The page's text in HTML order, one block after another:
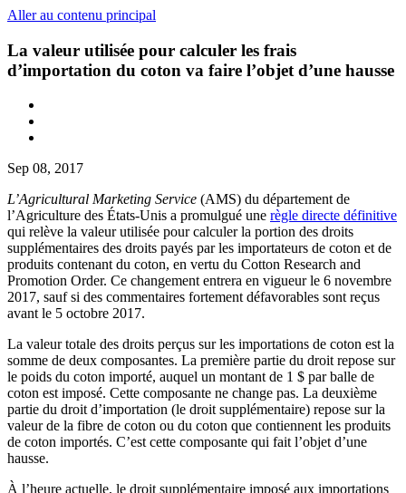
Aller au contenu principal
La valeur utilisée pour calculer les frais
d’importation du coton va faire l’objet d’une hausse
Sep 08, 2017
L’Agricultural Marketing Service (AMS) du département de
l’Agriculture des États-Unis a promulgué une règle directe définitive
qui relève la valeur utilisée pour calculer la portion des droits
supplémentaires des droits payés par les importateurs de coton et de
produits contenant du coton, en vertu du Cotton Research and
Promotion Order. Ce changement entrera en vigueur le 6 novembre
2017, sauf si des commentaires fortement défavorables sont reçus
avant le 5 octobre 2017.
La valeur totale des droits perçus sur les importations de coton est la
somme de deux composantes. La première partie du droit repose sur
le poids du coton importé, auquel un montant de 1 $ par balle de
coton est imposé. Cette composante ne change pas. La deuxième
partie du droit d’importation (le droit supplémentaire) repose sur la
valeur de la fibre de coton ou du coton que contiennent les produits
de coton importés. C’est cette composante qui fait l’objet d’une
hausse.
À l’heure actuelle, le droit supplémentaire imposé aux importations